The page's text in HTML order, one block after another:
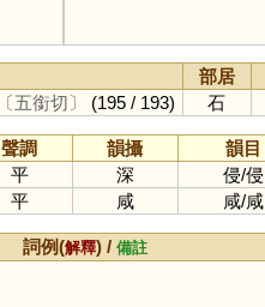
部居
〔五銜切〕 (195 / 193) 石
聲調 韻攝 韻目
平 深 侵/侵
平 咸 咸/咸
詞例(解釋) /備註